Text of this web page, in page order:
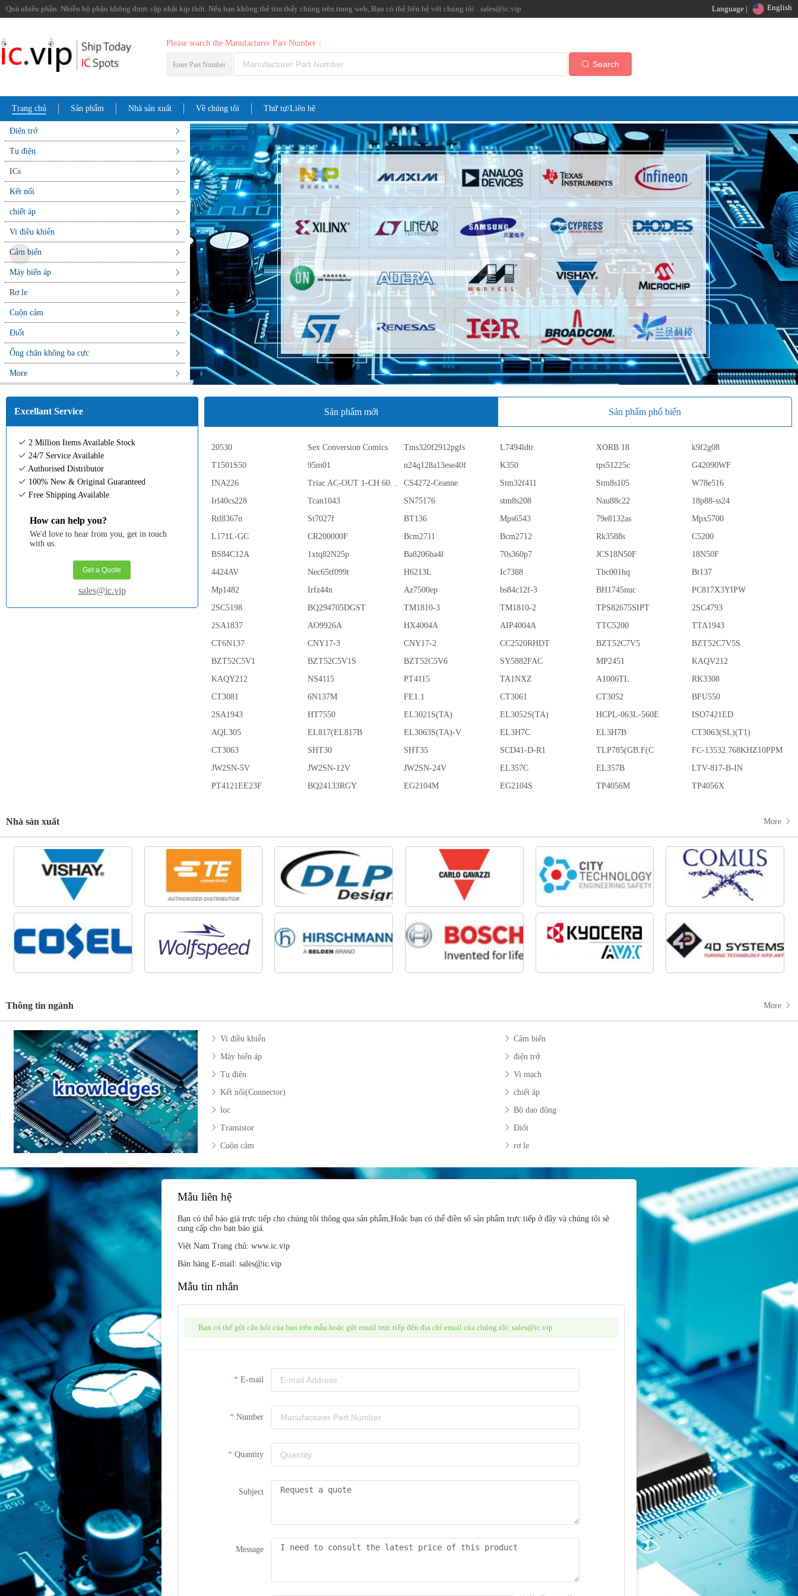
Quá nhiều phần. Nhiều bộ phận không được cập nhật kịp thời. Nếu bạn không thể tìm thấy chúng trên trang web, Bạn có thể liên hệ với chúng tôi : sales@ic.vip Language | English
Please search the Manufacturer Part Number：
Enter Part Number Search
Trang chủ Sản phẩm Nhà sản xuất Về chúng tôi Thứ tự/Liên hệ
Điện trở
Tụ điện
ICs
Kết nối
chiết áp
Vi điều khiển
Cảm biến
Máy biến áp
Rơ le
Cuộn cảm
Điốt
Ống chân không ba cực
More
Excellant Service
2 Million Items Available Stock
24/7 Service Available
Authorised Distributor
100% New & Original Guaranteed
Free Shipping Available
How can help you?
We'd love to hear from you, get in touch
with us.
Get a Quote
sales@ic.vip
Sản phẩm mới Sản phẩm phổ biến
20530 Sex Conversion Comics Tms320f2912pgfs L7494ldtr XORB 18
k9f2g08
T1501S50
95m01 n24q128a13ese40f K350 tps51225c
G42090WF
INA226
Triac AC-OUT 1-CH 600V 5-Pin PDIP Tube CS4272-Ceanne Stm32f411 Stm8s105
W78e516
Irl40cs228
Tcan1043 SN75176 stm8s208 Nau88c22
18p88-ss24
Rtl8367n
St7027f BT136 Mps6543 79e8132as
Mpx5700
L171L-GC
CR200000F Bcm2711 Bcm2712 Rk3588s
C5200
BS84C12A
1xtq82N25p Ba8206ba4l 70s360p7 JCS18N50F
18N50F
4424AV
Nec65tf099t H6213L Ic7388 Tbc001hq
Bt137
Mp1482
Irfz44n Az7500ep bs84c12f-3 BH1745nuc
PC817X3YIPW
2SC5198
BQ294705DGST TM1810-3 TM1810-2 TPS82675SIPT
2SC4793
2SA1837
AO9926A HX4004A AIP4004A TTC5200
TTA1943
CT6N137
CNY17-3 CNY17-2 CC2520RHDT BZT52C7V5
BZT52C7V5S
BZT52C5V1
BZT52C5V1S BZT52C5V6 SY5882FAC MP2451
KAQV212
KAQY212
NS4115 PT4115 TA1NXZ A1006TL
RK3308
CT3081
6N137M FE1.1 CT3061 CT3052
BFU550
2SA1943
HT7550 EL3021S(TA) EL3052S(TA) HCPL-063L-560E
ISO7421ED
AQL305
EL817(EL817B EL3063S(TA)-V EL3H7C EL3H7B
CT3063(SL)(T1)
CT3063
SHT30 SHT35 SCD41-D-R1 TLP785(GB.F(C
FC-13532.768KHZ10PPM
JW2SN-5V
JW2SN-12V JW2SN-24V EL357C EL357B
LTV-817-B-IN
PT4121EE23F
BQ24133RGY EG2104M EG2104S TP4056M TP4056X
Nhà sản xuất More
Thông tin ngành More
Vi điều khiển
Cảm biến
Máy biến áp
điện trở
Tụ điện
Vi mạch
Kết nối(Connector)
chiết áp
lọc
Bộ dao động
Transistor
Điốt
Cuộn cảm
rơ le
Mẫu liên hệ
Bạn có thể báo giá trực tiếp cho chúng tôi thông qua sản phẩm,Hoặc bạn có thể điền số sản phẩm trực tiếp ở đây và chúng tôi sẽ
cung cấp cho bạn báo giá.
Việt Nam Trang chủ: www.ic.vip
Bán hàng E-mail: sales@ic.vip
Mẫu tin nhắn
Bạn có thể gửi câu hỏi của bạn trên mẫu hoặc gửi email trực tiếp đến địa chỉ email của chúng tôi: sales@ic.vip
E-mail
Number
Quantity
Subject
Message